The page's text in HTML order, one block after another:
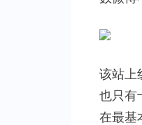
该站上
也只有
在最基